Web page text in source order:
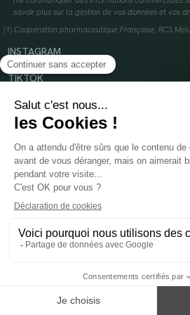
savoir plus sur la gestion de vos données et vos
(1) Coopération pharmaceutique Française, RCS
INSTAGRAM
FACEBOOK
TIKTOK
© 2024 Oenobiol Paris
Mentions légales
Conditions Générales d’Utilisation
Politique en matière de cookies
POUR VOTRE SANTÉ, MANGEZ AU MOINS CINQ
ne pas être utilisés comme substituts d'un
Réservé à l'adulte. Consulter attentivement